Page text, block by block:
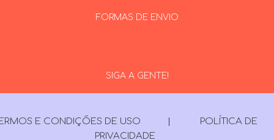
FORMAS DE ENVIO
SIGA A GENTE!
E CONDIÇÕES DE USO
POLÍTICA DE
PRIVACIDADE